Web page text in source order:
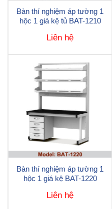
Bàn thí nghiệm áp tường 1
hộc 1 giá kệ tủ BAT-1210
Liên hệ
Bàn thí nghiệm áp tường 1
hộc 1 giá kệ BAT-1220
Liên hệ